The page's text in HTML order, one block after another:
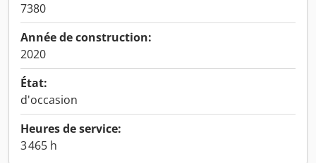
7380
Année de construction:
2020
État:
d'occasion
Heures de service:
3 465 h